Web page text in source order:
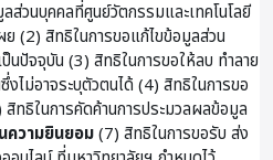
ส่วนบุคคลที่ศูนย์วัตกรรมและเทคโนโลยี
ย (2) สิทธิในการขอแก้ไขข้อมูลส่วน
ปัจจุบัน (3) สิทธิในการขอให้ลบ ทำลาย
ไม่อาจระบุตัวตนได้ (4) สิทธิในการขอ
ทธิในการคัดค้านการประมวลผลข้อมูล
ความยินยอม(7) สิทธิในการขอรับ ส่ง